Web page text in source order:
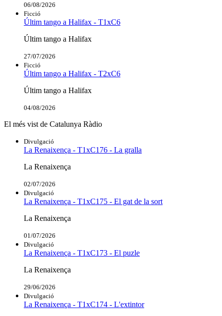
06/08/2026
Ficció
Últim tango a Halifax - T1xC6
Últim tango a Halifax
27/07/2026
Ficció
Últim tango a Halifax - T2xC6
Últim tango a Halifax
04/08/2026
El més vist de Catalunya Ràdio
Divulgació
La Renaixença - T1xC176 - La gralla
La Renaixença
02/07/2026
Divulgació
La Renaixença - T1xC175 - El gat de la sort
La Renaixença
01/07/2026
Divulgació
La Renaixença - T1xC173 - El puzle
La Renaixença
29/06/2026
Divulgació
La Renaixença - T1xC174 - L'extintor